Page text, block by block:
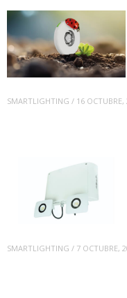
SMARTLIGHTING / 16 OCTUBRE,
SMARTLIGHTING / 7 OCTUBRE,